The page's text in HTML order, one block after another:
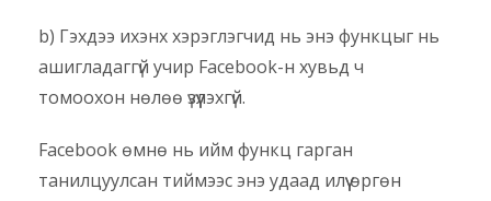
b) Гэхдээ ихэнх хэрэглэгчид нь энэ функцыг нь
ашигладаггүй учир Facebook-н хувьд ч
томоохон нөлөө үзүүлэхгүй.
Facebook өмнө нь ийм функц гарган
танилцуулсан тиймээс энэ удаад илүү өргөн